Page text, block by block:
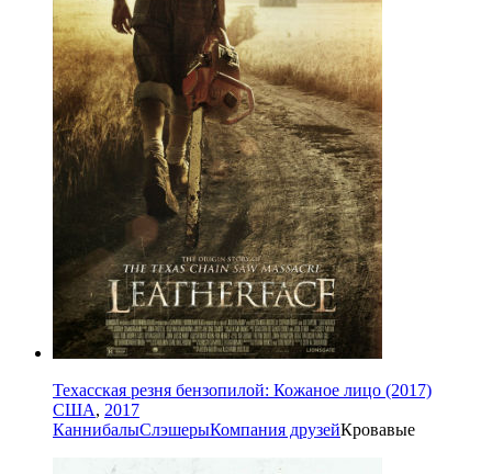
Техасская резня бензопилой: Кожаное лицо (2017)
США, 2017
КаннибалыСлэшерыКомпания друзейКровавые